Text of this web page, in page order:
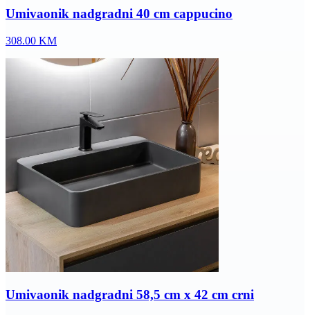
Umivaonik nadgradni 40 cm cappucino
308.00 KM
Umivaonik nadgradni 58,5 cm x 42 cm crni